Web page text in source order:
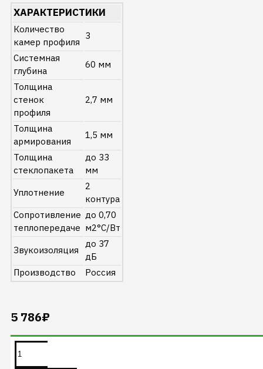
ХАРАКТЕРИСТИКИ
Количество
камер профиля
3
Системная
глубина
60 мм
Толщина
стенок
профиля
2,7 мм
Толщина
армирования
1,5 мм
Толщина
стеклопакета
до 33
мм
Уплотнение
2
контура
Сопротивление
теплопередаче
до 0,70
м2°C/Вт
Звукоизоляция
до 37
дБ
Производство
Россия
5 786₽
Информация на данном